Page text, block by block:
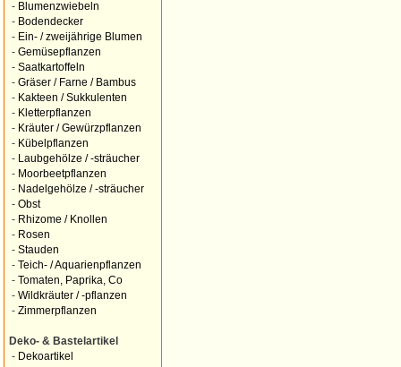
- Blumenzwiebeln
- Bodendecker
- Ein- / zweijährige Blumen
- Gemüsepflanzen
- Saatkartoffeln
- Gräser / Farne / Bambus
- Kakteen / Sukkulenten
- Kletterpflanzen
- Kräuter / Gewürzpflanzen
- Kübelpflanzen
-
Laubgehölze / -sträucher
- Moorbeetpflanzen
- Nadelgehölze / -sträucher
- Obst
- Rhizome / Knollen
- Rosen
- Stauden
- Teich- / Aquarienpflanzen
- Tomaten, Paprika, Co
- Wildkräuter / -pflanzen
- Zimmerpflanzen
Deko- & Bastelartikel
- Dekoartikel